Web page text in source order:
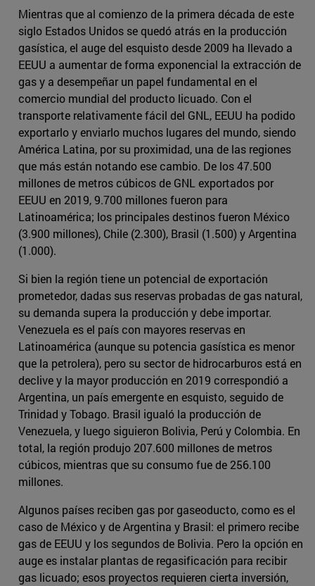
Mientras que al comienzo de la primera década de este
siglo Estados Unidos se quedó atrás en la producción
gasística, el auge del esquisto desde 2009 ha llevado a
EEUU a aumentar de forma exponencial la extracción de
gas y a desempeñar un papel fundamental en el
comercio mundial del producto licuado. Con el
transporte relativamente fácil del GNL, EEUU ha podido
exportarlo y enviarlo muchos lugares del mundo, siendo
América Latina, por su proximidad, una de las regiones
que más están notando ese cambio. De los 47.500
millones de metros cúbicos de GNL exportados por
EEUU en 2019, 9.700 millones fueron para
Latinoamérica; los principales destinos fueron México
(3.900 millones), Chile (2.300), Brasil (1.500) y Argentina
(1.000).
Si bien la región tiene un potencial de exportación
prometedor, dadas sus reservas probadas de gas natural,
su demanda supera la producción y debe importar.
Venezuela es el país con mayores reservas en
Latinoamérica (aunque su potencia gasística es menor
que la petrolera), pero su sector de hidrocarburos está en
declive y la mayor producción en 2019 correspondió a
Argentina, un país emergente en esquisto, seguido de
Trinidad y Tobago. Brasil igualó la producción de
Venezuela, y luego siguieron Bolivia, Perú y Colombia. En
total, la región produjo 207.600 millones de metros
cúbicos, mientras que su consumo fue de 256.100
millones.
Algunos países reciben gas por gaseoducto, como es el
caso de México y de Argentina y Brasil: el primero recibe
gas de EEUU y los segundos de Bolivia. Pero la opción en
auge es instalar plantas de regasificación para recibir
gas licuado; esos proyectos requieren cierta inversión,